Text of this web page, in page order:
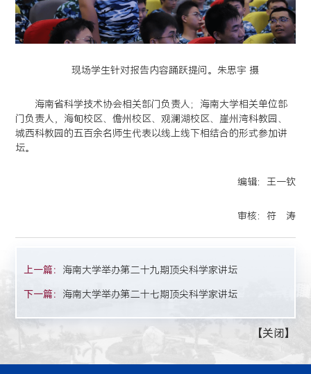
现场学生针对报告内容踊跃提问。朱思宇 摄
海南省科学技术协会相关部门负责人；海南大学相关单位部
门负责人，海甸校区、儋州校区、观澜湖校区、崖州湾科教园、
城西科教园的五百余名师生代表以线上线下相结合的形式参加讲
坛。
编辑：王一钦
审核：符 涛
上一篇： 海南大学举办第二十九期顶尖科学家讲坛
下一篇： 海南大学举办第二十七期顶尖科学家讲坛
【关闭 】